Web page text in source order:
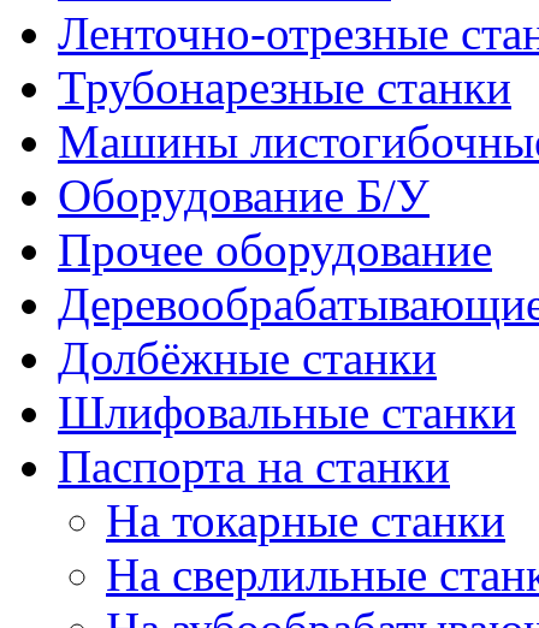
Ленточно-отрезные
Трубонарезные станки
Машины
Оборудование Б/У
Прочее оборудование
Долбёжные станки
Шлифовальные станки
Паспорта на станки
На токарные станки
На сверлильные